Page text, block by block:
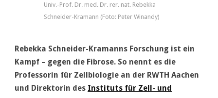
Univ.-Prof. Dr. med. Dr. rer. nat. Rebekka
Schneider-Kramann (Foto: Peter Winandy)
Rebekka Schneider-Kramanns Forschung ist ein
Kampf – gegen die Fibrose. So nennt es die
Professorin für Zellbiologie an der RWTH Aachen
und Direktorin des Instituts für Zell- und